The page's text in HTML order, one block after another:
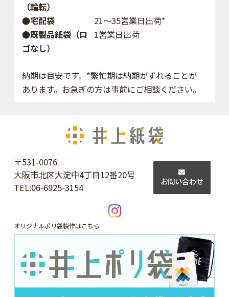
（輪転）
●宅配袋
21～35営業日出荷*
●既製品紙袋（ロ
ゴなし）
1営業日出荷
納期は目安です。*繁忙期は納期がずれることが
あります。お急ぎの方は事前にご相談ください。
〒531-0076
大阪市北区大淀中4丁目12番20号
TEL:06-6925-3154
お問い合わせ
オリジナルポリ袋製作はこちら